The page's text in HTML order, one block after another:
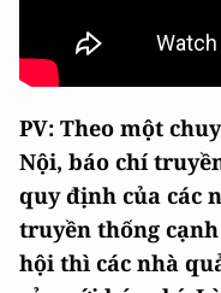
PV: Theo một
Nội, báo chí
quy định của các
truyền thống
hội thì các nhà